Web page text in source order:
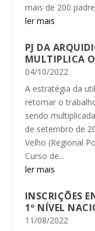
mais de 200
ler mais
PJ DA
MULTIPLICA
04/10/2022
A estratégia da
retomar o
sendo
de setembro de
Velho (Regional
Curso de...
ler mais
INSCRIÇÕES
1º NÍVEL
11/08/2022